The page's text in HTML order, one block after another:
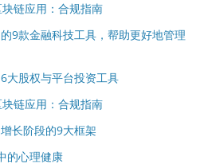
链应用：合规指南
9款金融科技工具，帮助更好地管理
大股权与平台投资工具
链应用：合规指南
长阶段的9大框架
的心理健康